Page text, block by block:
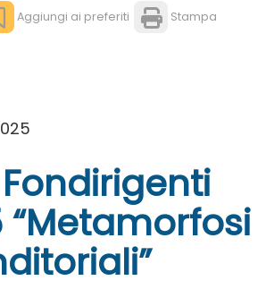
Aggiungi ai preferiti Stampa
“Metamorfosi